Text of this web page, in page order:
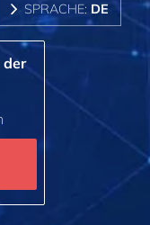
SPRACHE: DE
der